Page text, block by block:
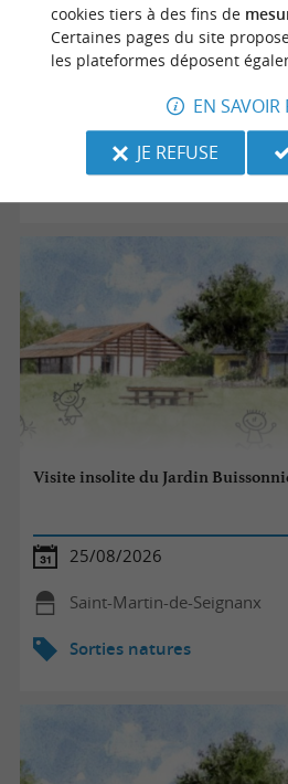
Ateliers au Jardin Buissonnier
Saint-Martin-de-Seignanx
Sorties natures
Visite insolite du Jardin
25/08/2026
Saint-Martin-de-Seignanx
Sorties natures
cookies tiers à des fins de
Certaines pages du site
les plateformes déposent
EN SAVOIR
JE REFUSE